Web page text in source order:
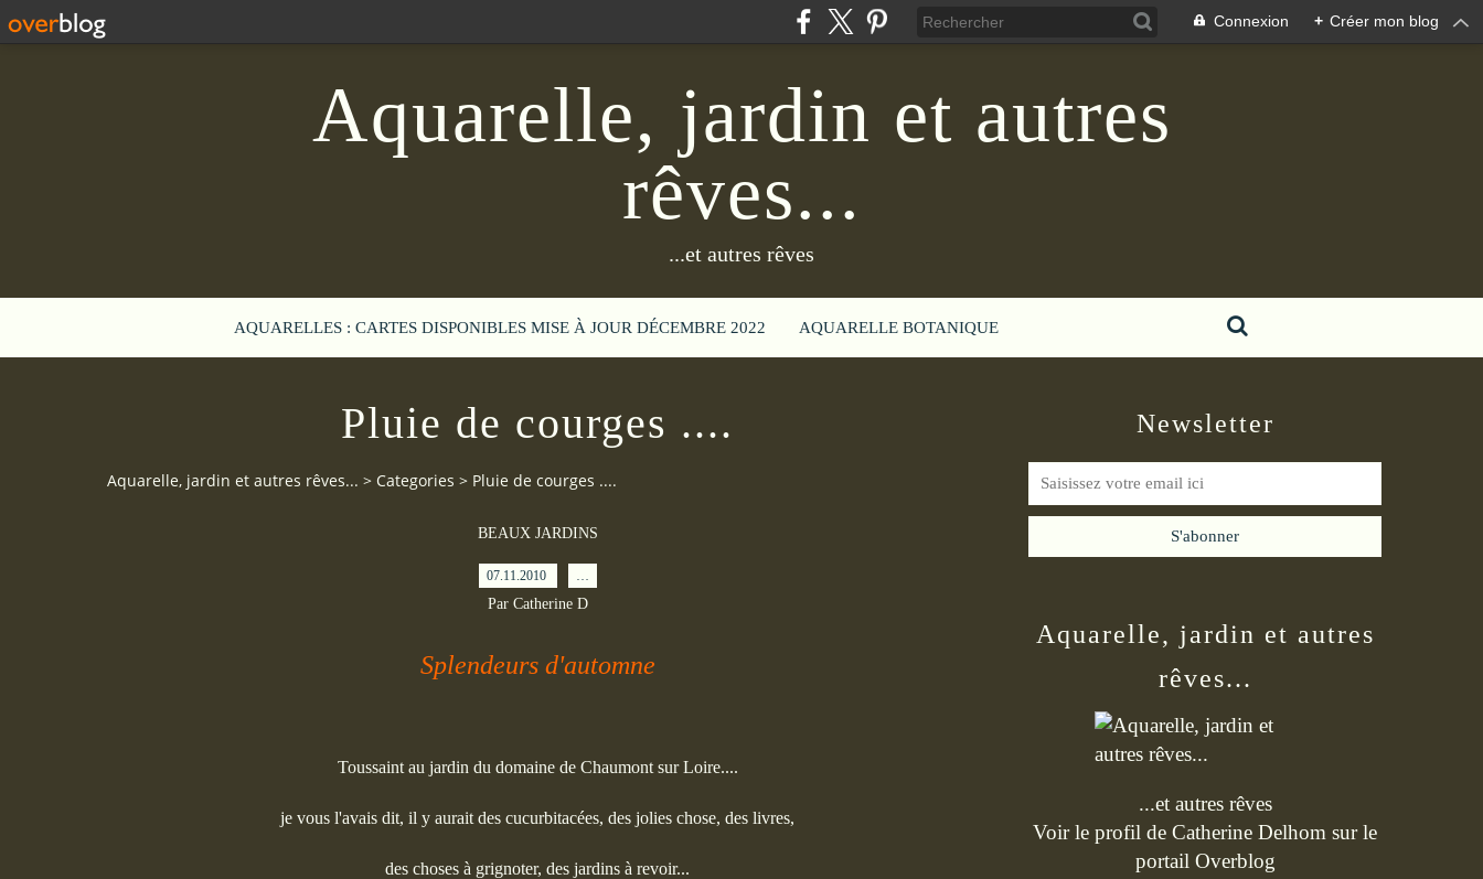
Connexion + Créer mon blog
Aquarelle, jardin et autres
rêves...
...et autres rêves
AQUARELLES : CARTES DISPONIBLES MISE À JOUR DÉCEMBRE 2022 AQUARELLE BOTANIQUE
Pluie de courges ....
Aquarelle, jardin et autres rêves... > Categories > Pluie de courges ....
BEAUX JARDINS
07.11.2010
Par Catherine D
Splendeurs d'automne
Toussaint au jardin du domaine de Chaumont sur Loire....
je vous l'avais dit, il y aurait des cucurbitacées, des jolies chose, des livres,
des choses à grignoter, des jardins à revoir...
Newsletter
Aquarelle, jardin et autres
rêves...
...et autres rêves
Voir le profil de Catherine Delhom sur le
portail Overblog